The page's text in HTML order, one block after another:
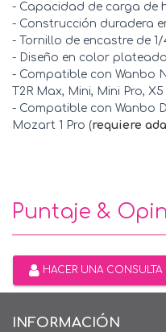
- Capacidad de carga de
- Construcción duradera
- Tornillo de encastre de
- Diseño en color plateado
- Compatible con Wanbo
T2R Max, Mini, Mini Pro, X5
- Compatible con Wanbo
Mozart 1 Pro (requiere
Puntaje &
HACER UNA CONSULTA
INFORMACIÓN